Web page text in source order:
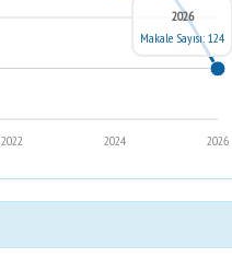
2026
2024
2022
2026
Makale Sayısı: 124